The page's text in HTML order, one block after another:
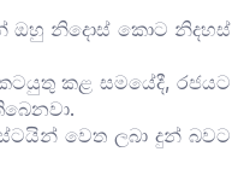
ඔහු නිදොස් කොට නිදහස්
කළ සමයේදී, රජයට
වෙත ලබා දුන් බවට